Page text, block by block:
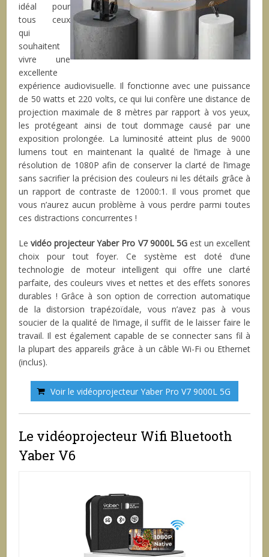
idéal pour
tous ceux
qui
souhaitent
vivre une
excellente
expérience audiovisuelle. Il fonctionne avec une puissance
de 50 watts et 220 volts, ce qui lui confère une distance de
projection maximale de 8 mètres par rapport à vos yeux,
les protégeant ainsi de tout dommage causé par une
exposition prolongée. La luminosité atteint plus de 9000
lumens tout en maintenant la qualité de l’image à une
résolution de 1080P afin de conserver la clarté de l’image
sans sacrifier la précision des couleurs ni les détails grâce à
un rapport de contraste de 12000:1. Il vous promet que
vous n’aurez aucun problème à vous perdre parmi toutes
ces distractions concurrentes !
Levidéo projecteur Yaber Pro V7 9000L 5Gest un excellent
choix pour tout foyer. Ce système est doté d’une
technologie de moteur intelligent qui offre une clarté
parfaite, des couleurs vives et nettes et des effets sonores
durables ! Grâce à son option de correction automatique
de la distorsion trapézoïdale, vous n’avez pas à vous
soucier de la qualité de l’image, il suffit de le laisser faire le
travail. Il est également capable de se connecter sans fil à
la plupart des appareils grâce à un câble Wi-Fi ou Ethernet
(inclus).
Voir le vidéoprojecteur Yaber Pro V7 9000L 5G
Le vidéoprojecteur Wifi Bluetooth
Yaber V6